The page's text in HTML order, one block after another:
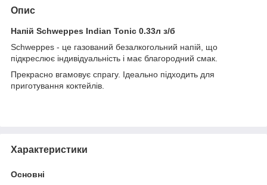
Опис
Напій Schweppes Indian Tonic 0.33л з/б
Schweppes - це газований безалкогольний напій, що
підкреслює індивідуальність і має благородний смак.
Прекрасно вгамовує спрагу. Ідеально підходить для
приготування коктейлів.
Характеристики
Основні